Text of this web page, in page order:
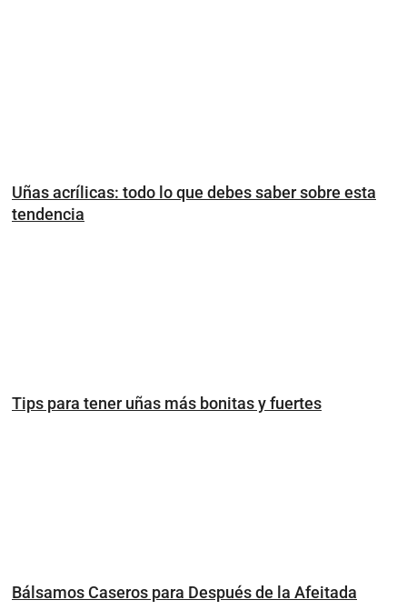
Uñas acrílicas: todo lo que debes saber sobre esta
tendencia
Tips para tener uñas más bonitas y fuertes
Bálsamos Caseros para Después de la Afeitada